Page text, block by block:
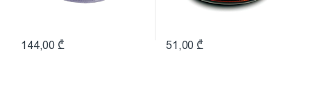
144,00 ₾ 51,00 ₾